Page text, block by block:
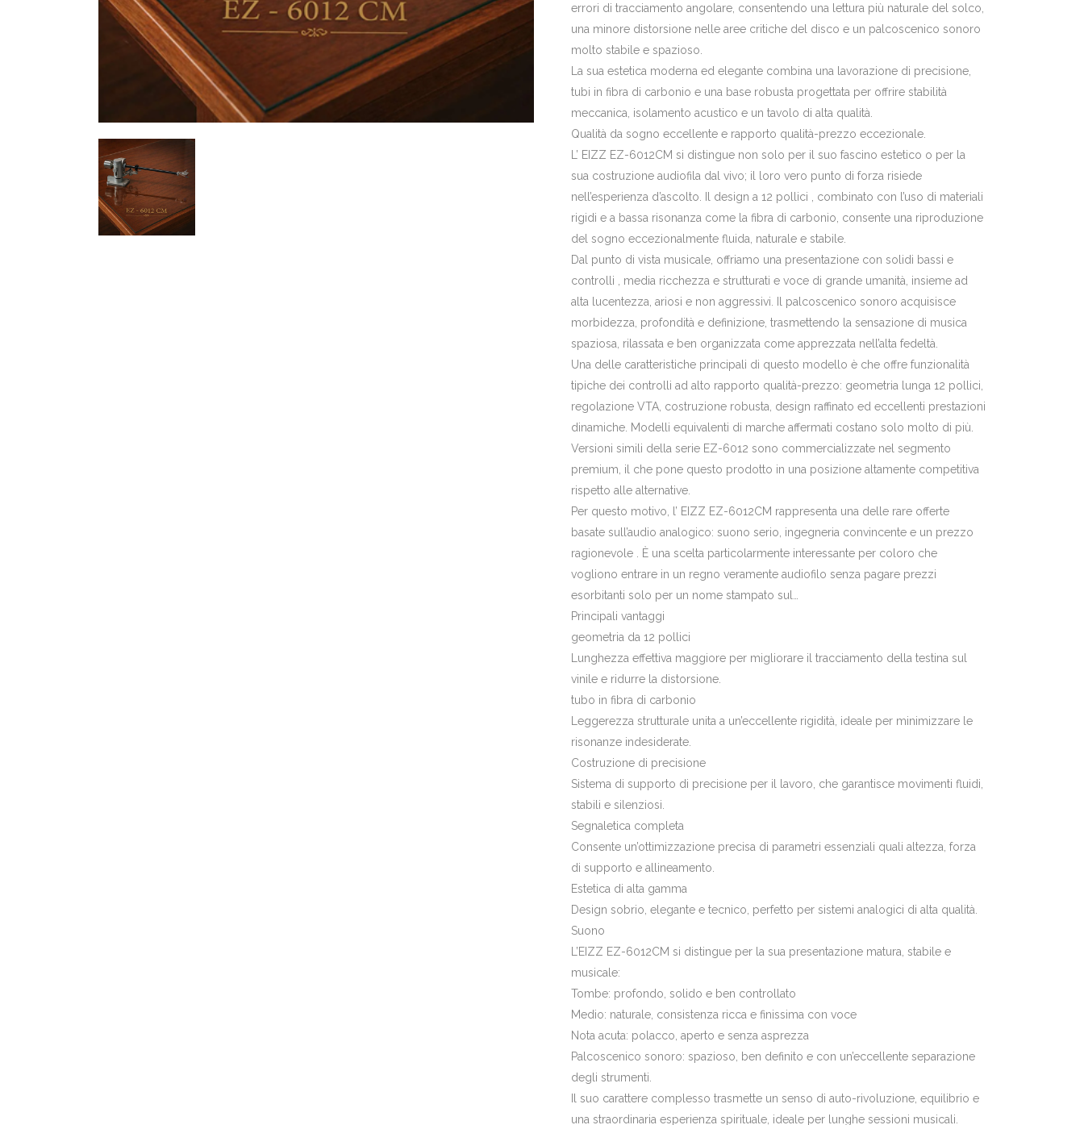
errori di tracciamento angolare, consentendo una lettura più naturale del solco,
una minore distorsione nelle aree critiche del disco e un palcoscenico sonoro
molto stabile e spazioso.
La sua estetica moderna ed elegante combina una lavorazione di precisione,
tubi in fibra di carbonio e una base robusta progettata per offrire stabilità
meccanica, isolamento acustico e un tavolo di alta qualità.
Qualità da sogno eccellente e rapporto qualità-prezzo eccezionale.
L’ EIZZ EZ-6012CM si distingue non solo per il suo fascino estetico o per la
sua costruzione audiofila dal vivo; il loro vero punto di forza risiede
nell’esperienza d’ascolto. Il design a 12 pollici , combinato con l’uso di materiali
rigidi e a bassa risonanza come la fibra di carbonio, consente una riproduzione
del sogno eccezionalmente fluida, naturale e stabile.
Dal punto di vista musicale, offriamo una presentazione con solidi bassi e
controlli , media ricchezza e strutturati e voce di grande umanità, insieme ad
alta lucentezza, ariosi e non aggressivi. Il palcoscenico sonoro acquisisce
morbidezza, profondità e definizione, trasmettendo la sensazione di musica
spaziosa, rilassata e ben organizzata come apprezzata nell’alta fedeltà.
Una delle caratteristiche principali di questo modello è che offre funzionalità
tipiche dei controlli ad alto rapporto qualità-prezzo: geometria lunga 12 pollici,
regolazione VTA, costruzione robusta, design raffinato ed eccellenti prestazioni
dinamiche. Modelli equivalenti di marche affermati costano solo molto di più.
Versioni simili della serie EZ-6012 sono commercializzate nel segmento
premium, il che pone questo prodotto in una posizione altamente competitiva
rispetto alle alternative.
Per questo motivo, l’ EIZZ EZ-6012CM rappresenta una delle rare offerte
basate sull’audio analogico: suono serio, ingegneria convincente e un prezzo
ragionevole . È una scelta particolarmente interessante per coloro che
vogliono entrare in un regno veramente audiofilo senza pagare prezzi
esorbitanti solo per un nome stampato sul…
Principali vantaggi
geometria da 12 pollici
Lunghezza effettiva maggiore per migliorare il tracciamento della testina sul
vinile e ridurre la distorsione.
tubo in fibra di carbonio
Leggerezza strutturale unita a un’eccellente rigidità, ideale per minimizzare le
risonanze indesiderate.
Costruzione di precisione
Sistema di supporto di precisione per il lavoro, che garantisce movimenti fluidi,
stabili e silenziosi.
Segnaletica completa
Consente un’ottimizzazione precisa di parametri essenziali quali altezza, forza
di supporto e allineamento.
Estetica di alta gamma
Design sobrio, elegante e tecnico, perfetto per sistemi analogici di alta qualità.
Suono
L’EIZZ EZ-6012CM si distingue per la sua presentazione matura, stabile e
musicale:
Tombe: profondo, solido e ben controllato
Medio: naturale, consistenza ricca e finissima con voce
Nota acuta: polacco, aperto e senza asprezza
Palcoscenico sonoro: spazioso, ben definito e con un’eccellente separazione
degli strumenti.
Il suo carattere complesso trasmette un senso di auto-rivoluzione, equilibrio e
una straordinaria esperienza spirituale, ideale per lunghe sessioni musicali.